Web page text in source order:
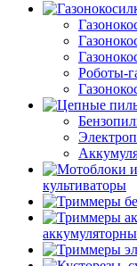
Роботы-
культиваторы